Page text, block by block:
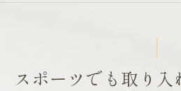
スポーツでも取り